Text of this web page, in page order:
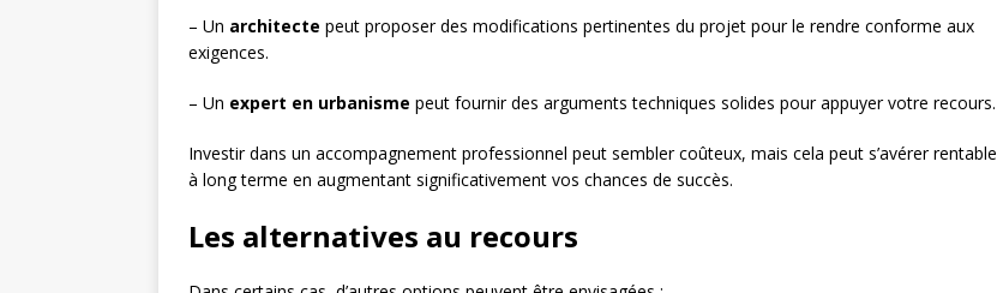
– Un architecte peut proposer des modifications pertinentes du projet pour le rendre conforme aux
exigences.
– Un expert en urbanisme peut fournir des arguments techniques solides pour appuyer votre recours.
Investir dans un accompagnement professionnel peut sembler coûteux, mais cela peut s’avérer rentable
à long terme en augmentant significativement vos chances de succès.
Les alternatives au recours